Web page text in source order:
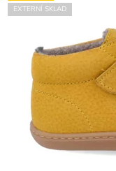
EXTERNÍ SKLAD